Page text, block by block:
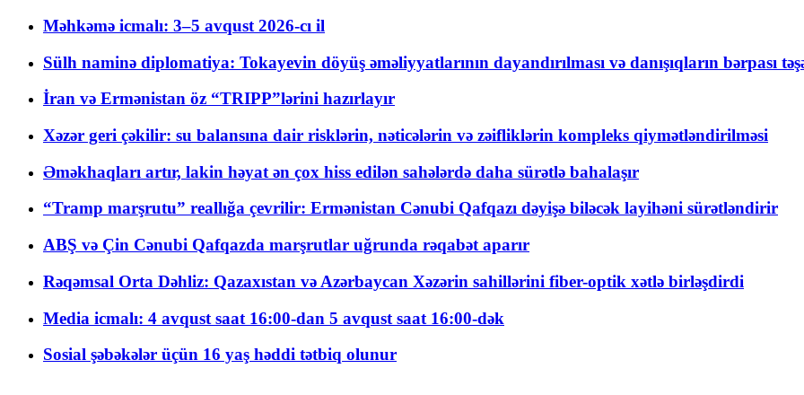
Məhkəmə icmalı: 3–5 avqust 2026-cı il
Sülh naminə diplomatiya: Tokayevin döyüş əməliyyatlarının dayandırılması və danışıqların bərpası
İran və Ermənistan öz “TRIPP”lərini hazırlayır
Xəzər geri çəkilir: su balansına dair risklərin, nəticələrin və zəifliklərin kompleks qiymətləndirilməsi
Əməkhaqları artır, lakin həyat ən çox hiss edilən sahələrdə daha sürətlə bahalaşır
“Tramp marşrutu” reallığa çevrilir: Ermənistan Cənubi Qafqazı dəyişə biləcək layihəni sürətləndirir
ABŞ və Çin Cənubi Qafqazda marşrutlar uğrunda rəqabət aparır
Rəqəmsal Orta Dəhliz: Qazaxıstan və Azərbaycan Xəzərin sahillərini fiber-optik xətlə birləşdirdi
Media icmalı: 4 avqust saat 16:00-dan 5 avqust saat 16:00-dək
Sosial şəbəkələr üçün 16 yaş həddi tətbiq olunur